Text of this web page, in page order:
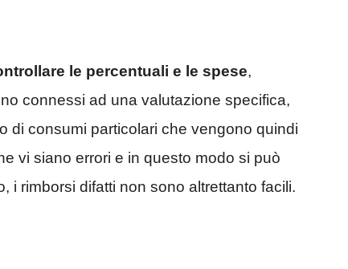
le percentuali e le spese,
connessi ad una valutazione specifica,
di consumi particolari che vengono quindi
vi siano errori e in questo modo si può
i rimborsi difatti non sono altrettanto facili.